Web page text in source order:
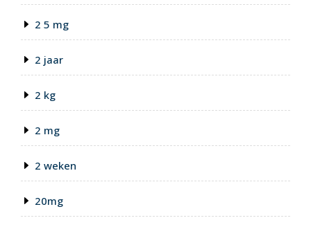
2 5 mg
2 jaar
2 kg
2 mg
2 weken
20mg